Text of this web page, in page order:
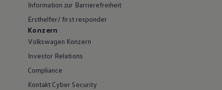
Information zur Barrierefreiheit
Ersthelfer/ first responder
Konzern
Volkswagen Konzern
Investor Relations
Compliance
Kontakt Cyber Security